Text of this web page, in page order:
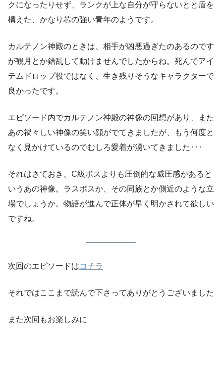
クになったりせず、ランクが上な自分が守らないとと盾を
構えた、かなり芯の強い青年のようです。
カルテノン神殿のときは、相手が凶悪過ぎたのあるのです
が観月とか錯乱して動けませんでしたからね。死んでアイ
テムドロップ役ではなく、生き残りそうなキャラクターで
良かったです。
エピソード内でカルテノン神殿の神像の回想があり、また
あの禍々しい神像の笑い顔がでてきましたが、もう何度と
なく見かけているのでむしろ愛着が湧いてきました･･･
それはさておき、C級ボスよりも圧倒的な威圧感があると
いうあの神像。ラスボスか、その同族とか側近のような立
場でしょうか。物語が進んで正体が早く明かされて欲しい
ですね。
次回のエピソードはコチラ
それではここまで読んで下さってありがとうございました
また次回もお楽しみに